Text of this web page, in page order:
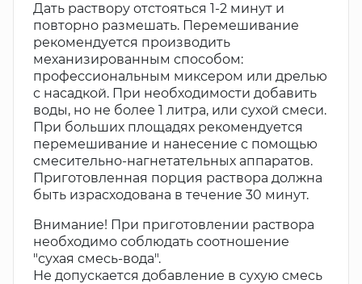
Дать раствору отстояться 1-2 минут и
повторно размешать. Перемешивание
рекомендуется производить
механизированным способом:
профессиональным миксером или дрелью
с насадкой. При необходимости добавить
воды, но не более 1 литра, или сухой смеси.
При больших площадях рекомендуется
перемешивание и нанесение с помощью
смесительно-нагнетательных аппаратов.
Приготовленная порция раствора должна
быть израсходована в течение 30 минут.
Внимание! При приготовлении раствора
необходимо соблюдать соотношение
"сухая смесь-вода".
Не допускается добавление в сухую смесь